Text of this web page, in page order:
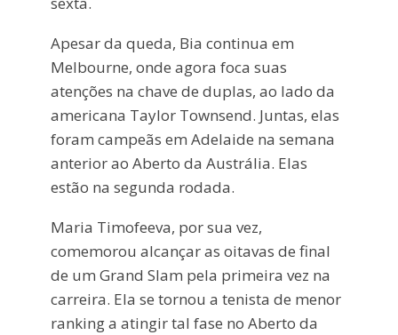
Apesar da queda, Bia continua em
Melbourne, onde agora foca suas
atenções na chave de duplas, ao lado da
americana Taylor Townsend. Juntas, elas
foram campeãs em Adelaide na semana
anterior ao Aberto da Austrália. Elas
estão na segunda rodada.
Maria Timofeeva, por sua vez,
comemorou alcançar as oitavas de final
de um Grand Slam pela primeira vez na
carreira. Ela se tornou a tenista de menor
ranking a atingir tal fase no Aberto da